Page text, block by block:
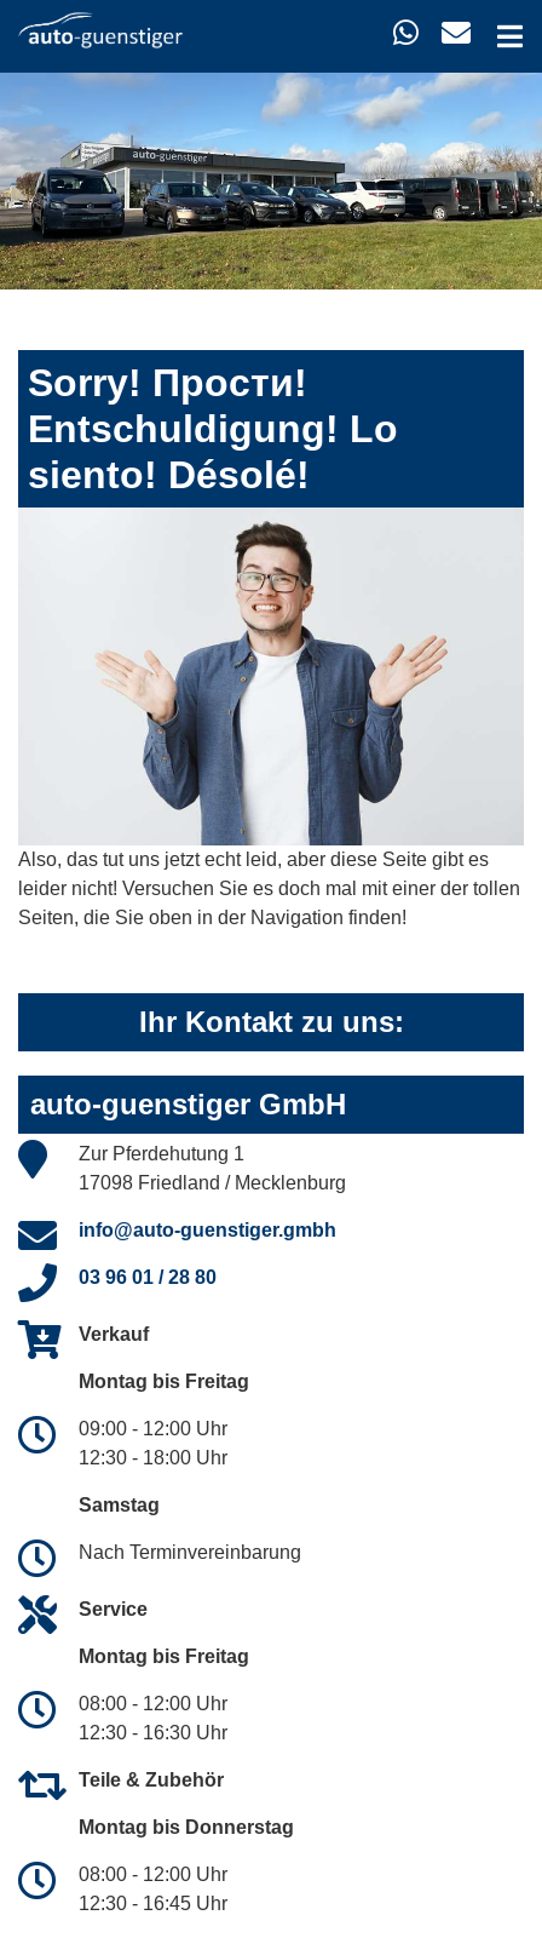
Sorry! Прости!
Entschuldigung! Lo
siento! Désolé!
Also, das tut uns jetzt echt leid, aber diese Seite gibt es
leider nicht! Versuchen Sie es doch mal mit einer der tollen
Seiten, die Sie oben in der Navigation finden!
Ihr Kontakt zu uns:
auto-guenstiger GmbH
Zur Pferdehutung 1
17098 Friedland / Mecklenburg
info@auto-guenstiger.gmbh
03 96 01 / 28 80
Verkauf
Montag bis Freitag
09:00 - 12:00 Uhr
12:30 - 18:00 Uhr
Samstag
Nach Terminvereinbarung
Service
Montag bis Freitag
08:00 - 12:00 Uhr
12:30 - 16:30 Uhr
Teile & Zubehör
Montag bis Donnerstag
08:00 - 12:00 Uhr
12:30 - 16:45 Uhr